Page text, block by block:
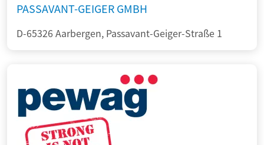
PASSAVANT-GEIGER GMBH
D-65326 Aarbergen, Passavant-Geiger-Straße 1